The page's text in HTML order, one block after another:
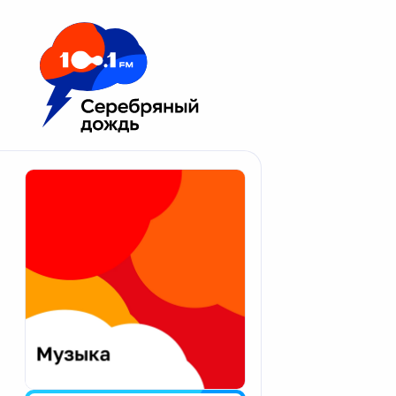
Москва 100.1 FM
Апатиты
Екатеринбург
Калининград
Калуга